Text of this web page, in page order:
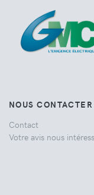
NOUS CONTACTER
Contact
Votre avis nous